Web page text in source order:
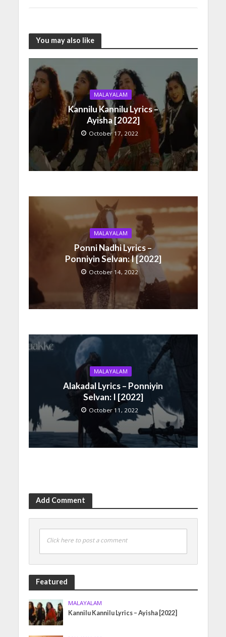
You may also like
MALAYALAM
Kannilu Kannilu Lyrics –
Ayisha [2022]
October 17, 2022
MALAYALAM
Ponni Nadhi Lyrics –
Ponniyin Selvan: I [2022]
October 14, 2022
MALAYALAM
Alakadal Lyrics – Ponniyin
Selvan: I [2022]
October 11, 2022
Add Comment
Click here to post a comment
Featured
MALAYALAM
Kannilu Kannilu Lyrics – Ayisha [2022]